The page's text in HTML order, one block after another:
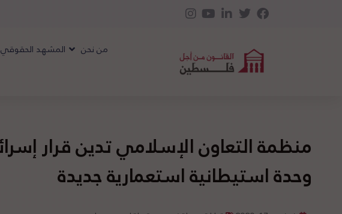
من نحن المشهد الحقوقي
وحدة استيطانية استعمارية جديدة